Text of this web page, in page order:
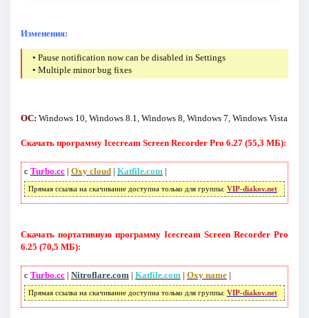
Изменения:
• Pause notification now can be disabled in Settings
• Multiple minor bug fixes
ОС: Windows 10, Windows 8.1, Windows 8, Windows 7, Windows Vista
Скачать программу Icecream Screen Recorder Pro 6.27 (55,3 МБ):
с Turbo.cc| Oxy cloud| Katfile.com|
Прямая ссылка на скачивание доступна только для группы: VIP-diakov.net
Скачать портативную программу Icecream Screen Recorder Pro
6.25 (70,5 МБ):
с Turbo.cc| Nitroflare.com| Katfile.com| Oxy name|
Прямая ссылка на скачивание доступна только для группы: VIP-diakov.net